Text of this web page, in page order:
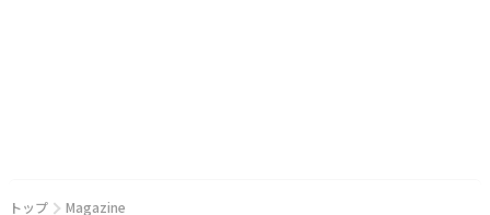
トップ Magazine